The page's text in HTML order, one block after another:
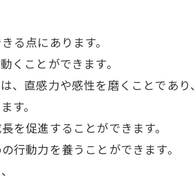
る点にあります。
くことができます。
、直感力や感性を磨くことであり、
す。
を促進することができます。
行動力を養うことができます。